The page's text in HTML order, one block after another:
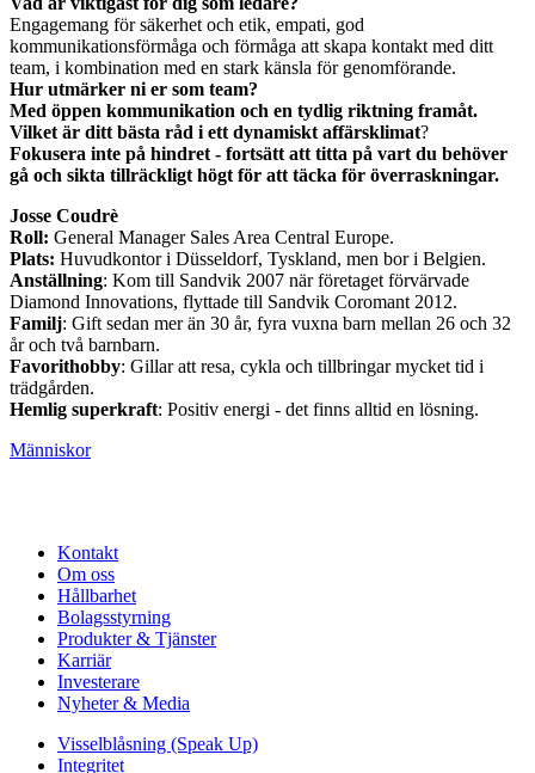
Engagemang för säkerhet och etik, empati, god
kommunikationsförmåga och förmåga att skapa kontakt med ditt
team, i kombination med en stark känsla för genomförande.
Hur utmärker ni er som team?
Med öppen kommunikation och en tydlig riktning framåt.
Vilket är ditt bästa råd i ett dynamiskt affärsklimat?
Fokusera inte på hindret - fortsätt att titta på vart du behöver
gå och sikta tillräckligt högt för att täcka för överraskningar.
Josse Coudrè
Roll: General Manager Sales Area Central Europe.
Plats: Huvudkontor i Düsseldorf, Tyskland, men bor i Belgien.
Anställning: Kom till Sandvik 2007 när företaget förvärvade
Diamond Innovations, flyttade till Sandvik Coromant 2012.
Familj: Gift sedan mer än 30 år, fyra vuxna barn mellan 26 och 32
år och två barnbarn.
Favorithobby: Gillar att resa, cykla och tillbringar mycket tid i
trädgården.
Hemlig superkraft: Positiv energi - det finns alltid en lösning.
Människor
Kontakt
Om oss
Hållbarhet
Bolagsstyrning
Produkter & Tjänster
Karriär
Investerare
Nyheter & Media
Visselblåsning (Speak Up)
Integritet